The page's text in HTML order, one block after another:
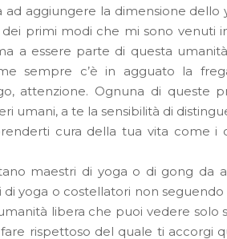
ad aggiungere la dimensione dello
dei primi modi che mi sono venuti
a essere parte di questa
sempre c’è in agguato la
attenzione. Ognuna di queste
umani, a te la sensibilità di
cura della tua vita come i
maestri di yoga o di gong da
yoga o costellatori non seguendo
libera che puoi vedere solo
rispettoso del quale ti accorgi